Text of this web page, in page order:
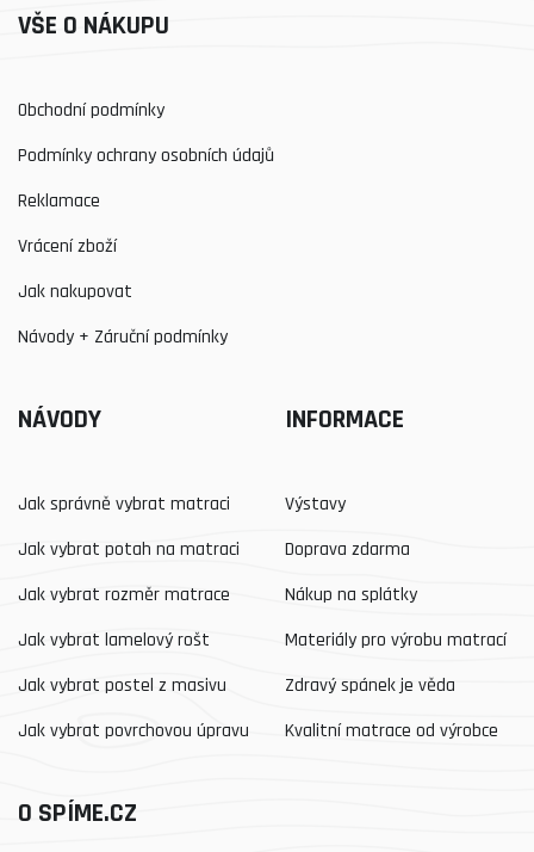
VŠE O NÁKUPU
Obchodní podmínky
Podmínky ochrany osobních údajů
Reklamace
Vrácení zboží
Jak nakupovat
Návody + Záruční podmínky
NÁVODY
Jak správně vybrat matraci
Jak vybrat potah na matraci
Jak vybrat rozměr matrace
Jak vybrat lamelový rošt
Jak vybrat postel z masivu
Jak vybrat povrchovou úpravu
INFORMACE
Výstavy
Doprava zdarma
Nákup na splátky
Materiály pro výrobu matrací
Zdravý spánek je věda
Kvalitní matrace od výrobce
O SPÍME.CZ